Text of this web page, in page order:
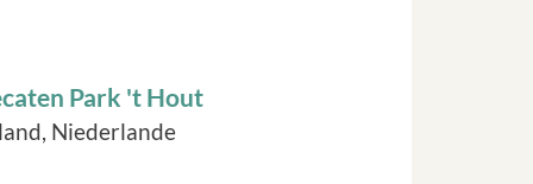
Park 't Hout
Niederlande